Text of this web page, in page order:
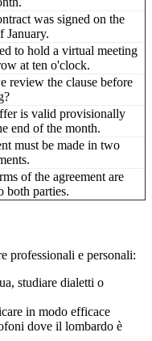
was signed on the
January.
to hold a virtual meeting
at ten o'clock.
review the clause before
is valid provisionally
end of the month.
must be made in two
of the agreement are
both parties.
professionali e personali:
studiare dialetti o
in modo efficace
dove il lombardo è